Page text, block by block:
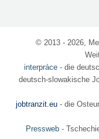
© 2013 - 2026,
interpráce- die
deutsch-slowakische
jobtranzit.eu- die
Pressweb-